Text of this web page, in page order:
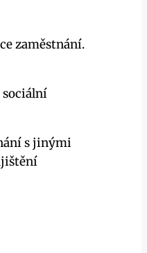
zaměstnání.
sociální
s jinými